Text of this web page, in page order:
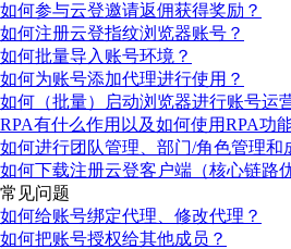
如何参与云登邀请返佣获得奖励？
如何注册云登指纹浏览器账号？
如何批量导入账号环境？
如何为账号添加代理进行使用？
如何（批量）启动浏览器进行账号运
RPA有什么作用以及如何使用RPA功
如何进行团队管理、部门/角色管理和
如何下载注册云登客户端（核心链路
常见问题
如何给账号绑定代理、修改代理？
如何把账号授权给其他成员？